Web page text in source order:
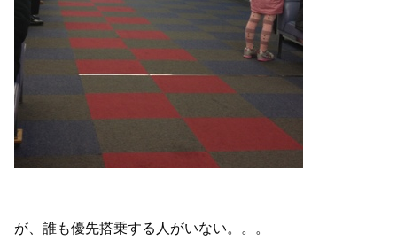
が、誰も優先搭乗する人がいない。。。